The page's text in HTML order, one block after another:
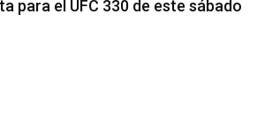
a prospecto invicto en